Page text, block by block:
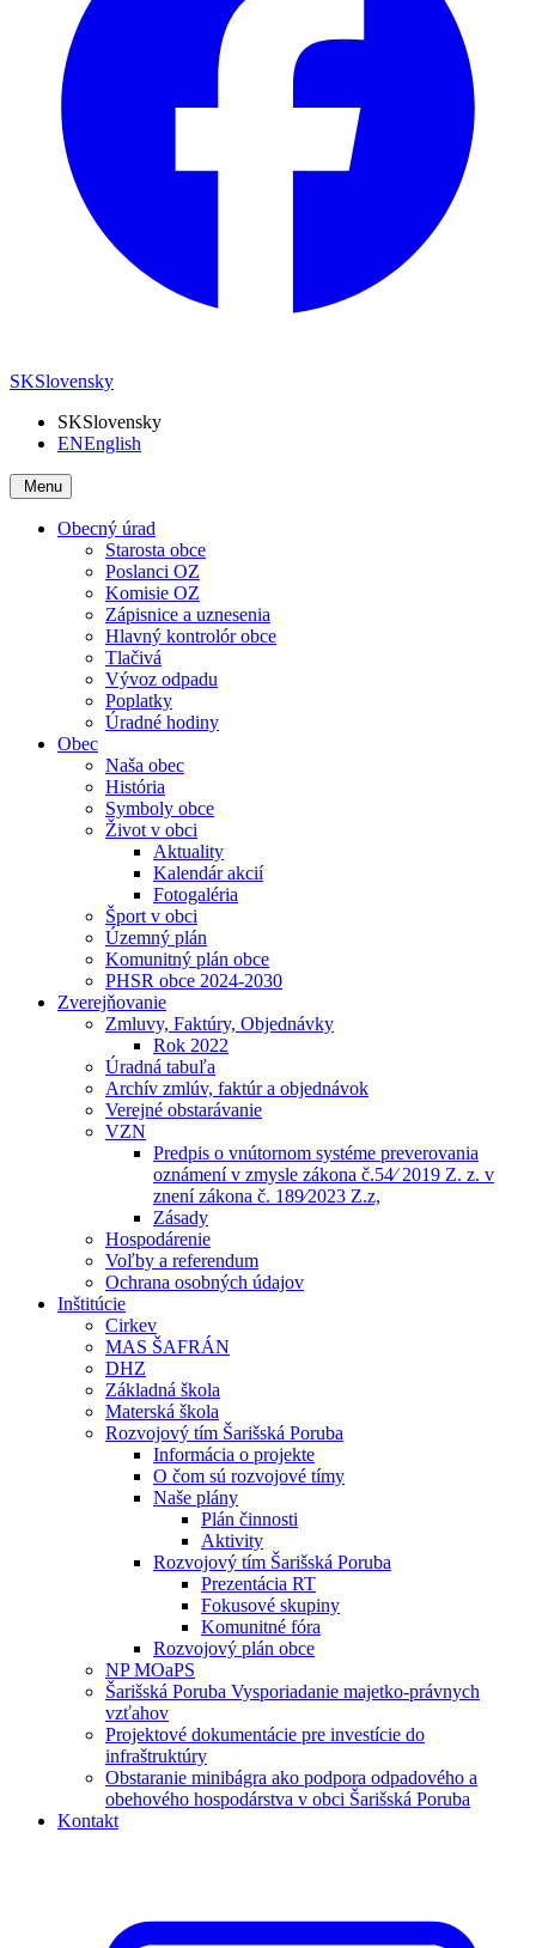
SKSlovensky
SKSlovensky
ENEnglish
Menu
Obecný úrad
Starosta obce
Poslanci OZ
Komisie OZ
Zápisnice a uznesenia
Hlavný kontrolór obce
Tlačivá
Vývoz odpadu
Poplatky
Úradné hodiny
Obec
Naša obec
História
Symboly obce
Život v obci
Aktuality
Kalendár akcií
Fotogaléria
Šport v obci
Územný plán
Komunitný plán obce
PHSR obce 2024-2030
Zverejňovanie
Zmluvy, Faktúry, Objednávky
Rok 2022
Úradná tabuľa
Archív zmlúv, faktúr a objednávok
Verejné obstarávanie
VZN
Predpis o vnútornom systéme preverovania
oznámení v zmysle zákona č.54⁄ 2019 Z. z. v
znení zákona č. 189⁄2023 Z.z,
Zásady
Hospodárenie
Voľby a referendum
Ochrana osobných údajov
Inštitúcie
Cirkev
MAS ŠAFRÁN
DHZ
Základná škola
Materská škola
Rozvojový tím Šarišská Poruba
Informácia o projekte
O čom sú rozvojové tímy
Naše plány
Plán činnosti
Aktivity
Rozvojový tím Šarišská Poruba
Prezentácia RT
Fokusové skupiny
Komunitné fóra
Rozvojový plán obce
NP MOaPS
Šarišská Poruba Vysporiadanie majetko-právnych
vzťahov
Projektové dokumentácie pre investície do
infraštruktúry
Obstaranie minibágra ako podpora odpadového a
obehového hospodárstva v obci Šarišská Poruba
Kontakt